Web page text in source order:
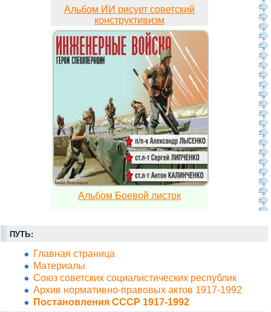
Альбом ИИ рисует советский
конструктивизм
Альбом Боевой листок
ПУТЬ:
Главная страница
Материалы
Союз советских социалистических республик
Архив нормативно-правовых актов 1917-1992
Постановления СССР 1917-1992